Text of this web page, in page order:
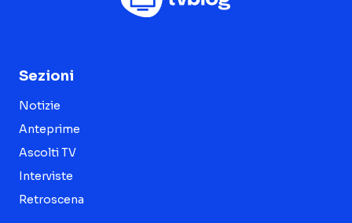
Sezioni
Notizie
Anteprime
Ascolti TV
Interviste
Retroscena